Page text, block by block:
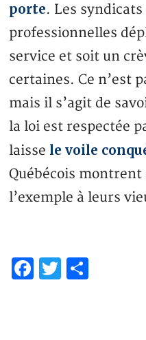
porte. Les
professionnelles
service et soit un
certaines. Ce n’est
mais il s’agit de
la loi est respectée
laisse le voile
Québécois montrent
l’exemple à leurs
Facebook
Twitter